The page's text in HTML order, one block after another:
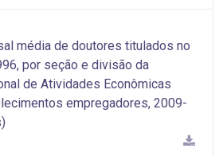
média de doutores titulados no
por seção e divisão da
de Atividades Econômicas
empregadores, 2009-